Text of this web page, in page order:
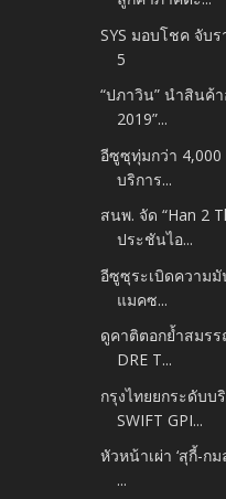
SYS มอบโชค จับ
5
“ปภาวิน” นำสินค้า
2019”...
อีซูซุทุ่มกว่า
บริการ...
สนพ. จัด “Han 2
ประชันไอ...
อีซูซุระเบิดความ
แมคซ...
ดูคาติตอกย้ำสมร
DRE T...
กรุงไทยยกระดับบ
SWIFT GPI...
หัวหน้าเผ่า ‘สุกี้-ก
...